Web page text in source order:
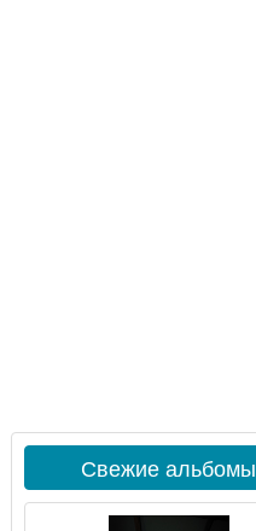
Свежие альбомы